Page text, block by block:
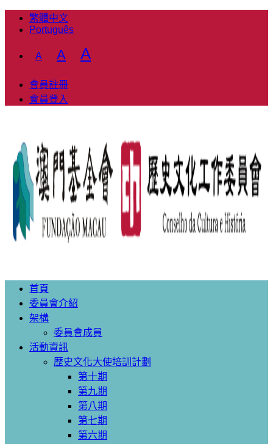
繁體中文
Português
A
Decrease
fontA Reset
size.
AIncrease
會員註冊
會員登入
首頁
委員會介紹
架構
委員會成員
活動資訊
歴史文化大使培訓計劃
第十期
第九期
第八期
第七期
第六期